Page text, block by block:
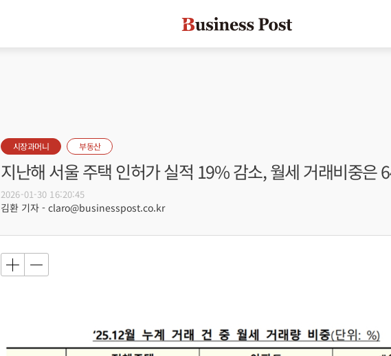
시장과머니 부동산
지난해 서울 주택 인허가 실적 19% 감소, 월세 거래비중은
2026-01-30 16:20:45
김환 기자 - claro@businesspost.co.kr